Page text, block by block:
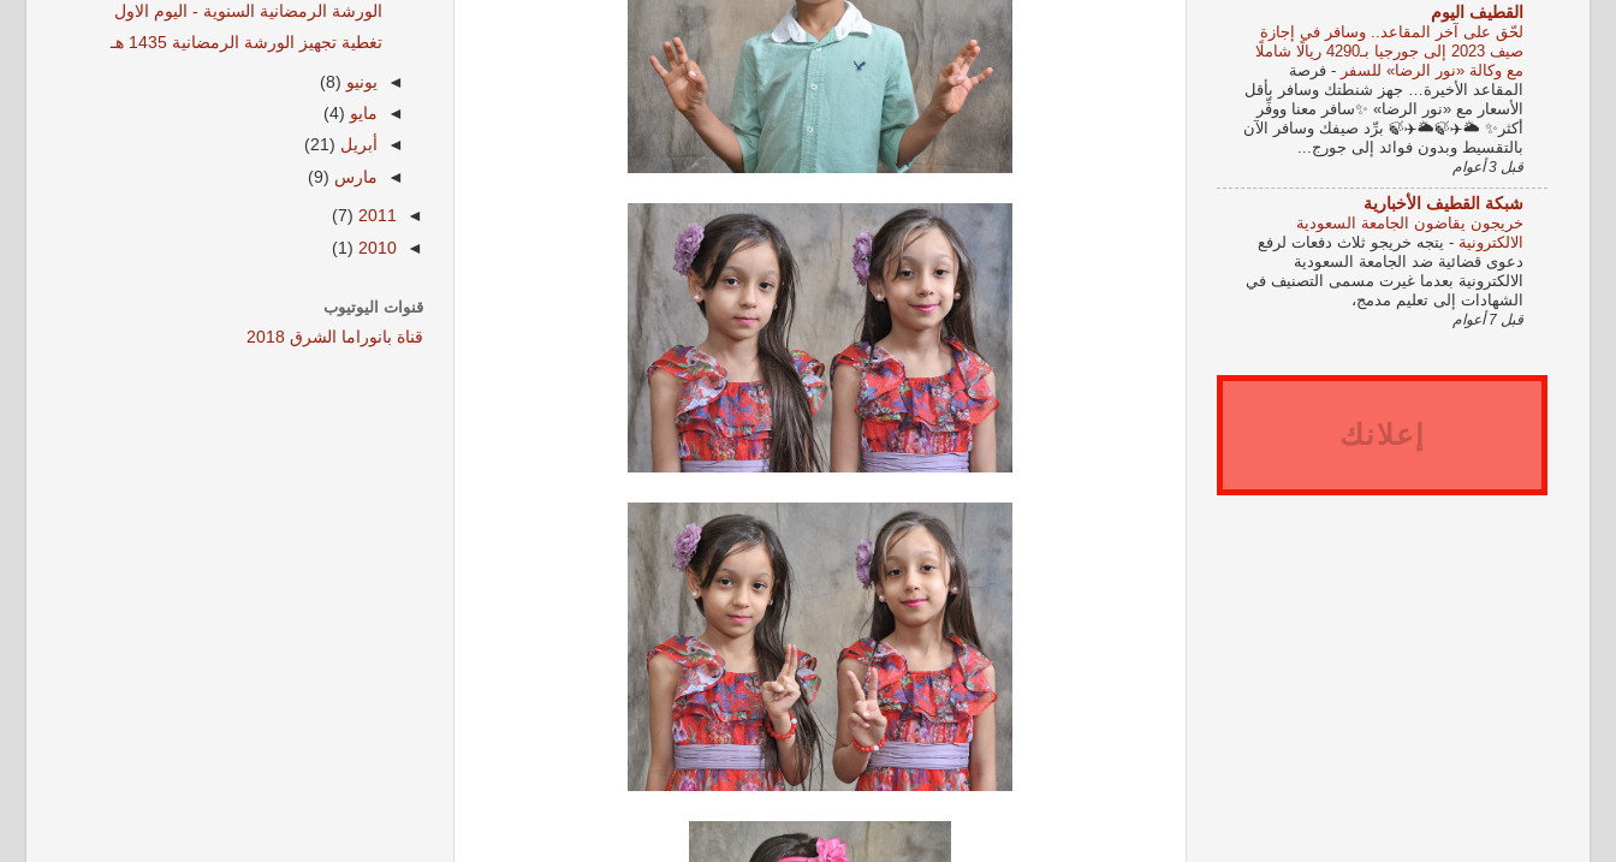
الورشة الرمضانية السنوية - اليوم الاول
تغطية تجهيز الورشة الرمضانية 1435 هـ
◄ يونيو (8)
◄ مايو (4)
◄
أبريل (21)
◄ مارس (9)
◄
2011
(7)
◄
2010
(1)
قنوات اليوتيوب
قناة بانوراما الشرق 2018
القطيف اليوم
لحّق على آخر المقاعد.. وسافر في إجازة
صيف 2023 إلى جورجيا بـ4290 ريالًا شاملًا
مع وكالة «نور الرضا» للسفر-فرصة
المقاعد الأخيرة… جهز شنطتك وسافر بأقل
الأسعار مع «نور الرضا» ✨سافر معنا ووفِّر
أكثر✨ 🌥✈️🍃🌥✈️🍃 برِّد صيفك وسافر الآن
بالتقسيط وبدون فوائد إلى جورج...
قبل 3 أعوام
شبكة القطيف الأخبارية
خريجون يقاضون الجامعة السعودية
الالكترونية- يتجه خريجو ثلاث دفعات لرفع
دعوى قضائية ضد الجامعة السعودية
الالكترونية بعدما غيرت مسمى التصنيف في
الشهادات إلى تعليم مدمج،
قبل 7 أعوام
إعلانك